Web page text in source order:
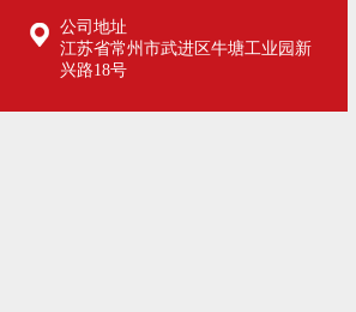
公司地址
江苏省常州市武进区牛塘工业园新
兴路18号